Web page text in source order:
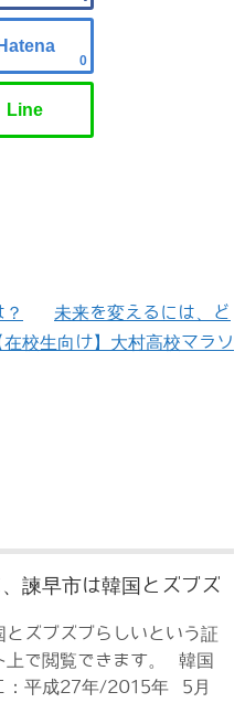
0
未来を変えるには、ど
在校生向け】大村高校マラソ
諫早市は韓国とズブズ
とズブズブらしいという証
上で閲覧できます。 韓国
：平成27年/2015年 5月